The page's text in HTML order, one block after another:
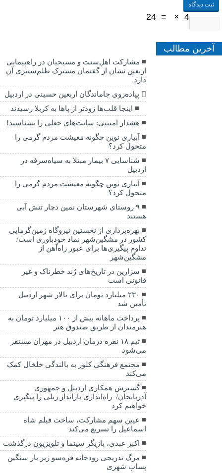
4
×
=
24
آخرین مطالب
مشارکت اهل‌سنت و مسیحیان در راهپیمایی
اربعین نشان از گفتمان مشترک ظلم‌ستیزی آن
دارد
پیاده‌روی جاماندگان اربعین حسینی در اردبیل
اینجا قلب‌ها زودتر از پاها به کربلا رسیدند
هشدار امنیتی: سایت‌های جعلی را بشناسید!
آبیاری نوین چگونه معیشت مردم گرمی را
متحول کرد؟
شناسایی ۷ بیمار مبتلا به سیاه‌سرفه در
اردبیل
آبیاری نوین چگونه معیشت مردم گرمی را
متحول کرد؟
۹ روستای شهرستان نمین دچار تنش آبی
هستند
بهره‌برداری از نخستین نیروگاه زمین‌گرمایی
کشور در مشگین‌شهر نماد خودباوری است/
تداوم پیگیری‌ها برای عبور راه‌آهن از
مشگین‌شهر
سزارین در تاریخ‌های رُند خطرناک و غیر
قانونی است
۲۳۰ میلیارد تومان برای تالار شهر اردبیل
تأمین شد
پرداخت ماهانه بیش از ۱۰۰ میلیارد تومان به
هنرمندان از طریق صندوق هنر
تیم ۱۸ نفره درمان اردبیل در مهران مستقر
می‌شود
مجتمع فرهنگی کلور به بالندگی خلخال کمک
می‌کند
گسترش همکاری اردبیل و جمهوری
آذربایجان/ راه‌اندازی بارانداز ریلی را پیگیری
خواهیم کرد
عیین سهم مشارکت، ساخت فیلم شاه‌
اسماعیل را تسریع می‌کند
اکبر عبدی، بازیگر سینما و تلویزیون درگذشت
مرگ تدریجی رودخانه قره‌سو زیر بار سنگین
پساب شهری